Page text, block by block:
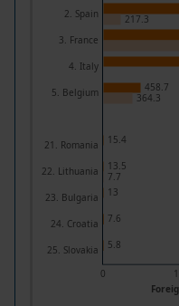
0
2. Spain
3. France
4. Italy
5. Belgium
21. Romania
22. Lithuania
23. Bulgaria
24. Croatia
25. Slovakia
458.7
15.4
13.5
13
7.6
5.8
217.3
364.3
7.7